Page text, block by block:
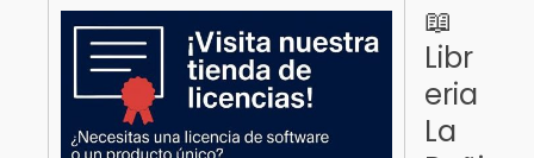
📖
Libr
eria
La